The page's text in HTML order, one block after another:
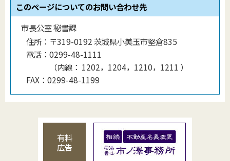
このページについてのお問い合わせ先
市長公室 秘書課
住所： 〒319-0192 茨城県小美玉市堅倉835
電話： 0299-48-1111
（内線 ： 1202，1204，1210，1211 ）
FAX： 0299-48-1199
有料
広告